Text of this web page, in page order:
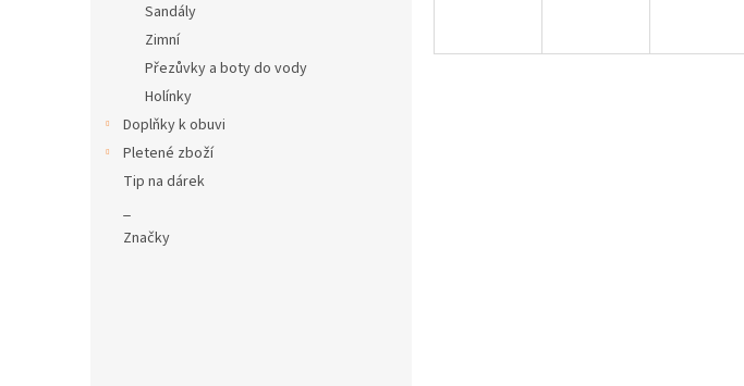
Sandály
Zimní
Přezůvky a boty do vody
Holínky
Doplňky k obuvi
Pletené zboží
Tip na dárek
_
Značky